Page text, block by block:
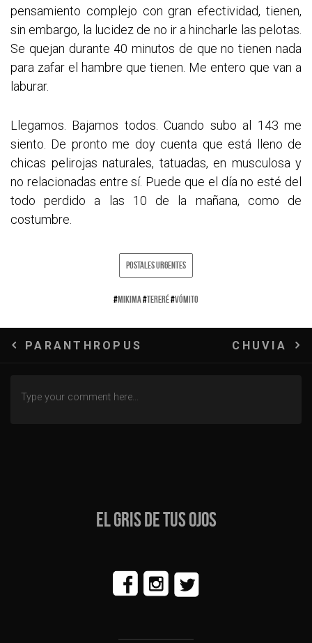
pensamiento complejo con gran efectividad, tienen,
sin embargo, la lucidez de no ir a hincharle las pelotas.
Se quejan durante 40 minutos de que no tienen nada
para zafar el hambre que tienen. Me entero que van a
laburar.
Llegamos. Bajamos todos. Cuando subo al 143 me
siento. De pronto me doy cuenta que está lleno de
chicas pelirojas naturales, tatuadas, en musculosa y
no relacionadas entre sí. Puede que el día no esté del
todo perdido a las 10 de la mañana, como de
costumbre.
POSTALES URGENTES
#MIKIMA#TERERÉ#VÓMITO
Navegación
entradas
PARANTHROPUS CHUVIA
EL GRIS DE TUS OJOS